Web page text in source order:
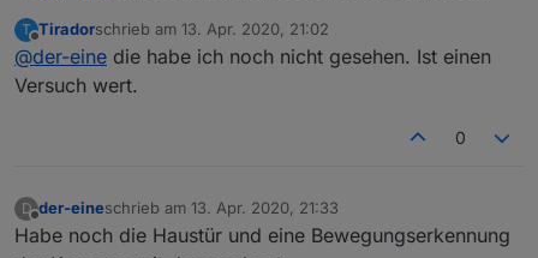
@Tirador werden sie das nicht?
T
Offline
Tiradorschrieb am 13. Apr. 2020, 21:02
zuletzt editiert von
@der-eine die habe ich noch nicht gesehen. Ist einen
Versuch wert.
0
D
Offline
der-eineschrieb am 13. Apr. 2020, 21:33
zuletzt editiert von
Habe noch die Haustür und eine Bewegungserkennung